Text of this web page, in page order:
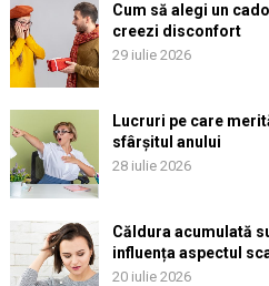
Cum să alegi un
creezi disconfort
29 iulie 2026
Lucruri pe care
sfârșitul anului
28 iulie 2026
Căldura acumulată
influența aspectul
20 iulie 2026